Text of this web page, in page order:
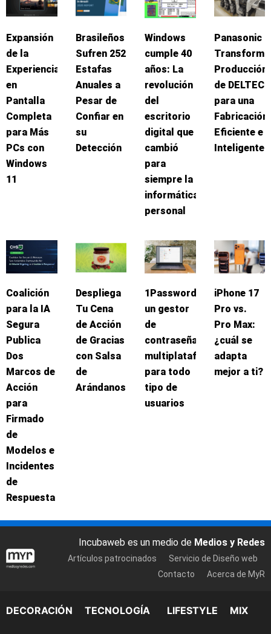
Expansión
de la
Experiencia
en
Pantalla
Completa
para Más
PCs con
Windows
11
Brasileños
Sufren 252
Estafas
Anuales a
Pesar de
Confiar en
su
Detección
Windows
cumple 40
años: La
revolución
del
escritorio
digital que
cambió
para
siempre la
informática
personal
Panasonic
Transforma
Producción
de DELTEC
para una
Fabricación
Eficiente e
Inteligente
Coalición
para la IA
Segura
Publica
Dos
Marcos de
Acción
para
Firmado
de
Modelos e
Incidentes
de
Respuesta
Despliega
Tu Cena
de Acción
de Gracias
con Salsa
de
Arándanos
1Password:
un gestor
de
contraseñas
multiplataforma
para todo
tipo de
usuarios
iPhone 17
Pro vs.
Pro Max:
¿cuál se
adapta
mejor a ti?
Incubaweb es un medio de Medios y Redes
Artículos patrocinados
Servicio de Diseño web
Contacto
Acerca de MyR
DECORACIÓN TECNOLOGÍA LIFESTYLE MIX